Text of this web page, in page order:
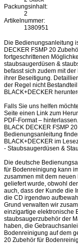
Packungsinhalt:
2
Artikelnummer:
1380951
Die Bedienungsanleitung
DECKER FSMP 20
fortgeschrittenen
staubsaugerdüsen &
befasst sich zudem mit
ihrer Beseitigung.
der Regel nicht
BLACK+DECKER
Falls Sie uns helfen
Seite einen Link zum
PDF-Format –
BLACK DECKER FSMP
Bedienungsanleitung
BLACK+DECKER im
- Staubsaugerdüsen &
Die deutsche
für Bodenreinigung kann
zusammen mit dem
geliefert wurde, obwohl
auch, dass der Kunde die
die CD irgendwo
Grund verwalten wir
einzigartige elektronische
staubsaugerzubehör der
haben, die
Bodenreinigung auf dem
20 Zubehör für